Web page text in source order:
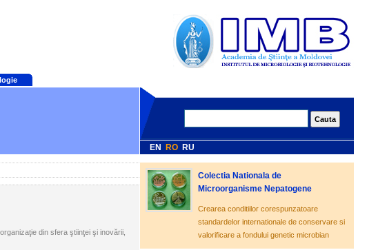
EN RO RU
din sfera ştiinţei şi inovării,
Colectia Nationala de
Microorganisme Nepatogene
Crearea conditiilor corespunzatoare
standardelor internationale de conservare si
valorificare a fondului genetic microbian